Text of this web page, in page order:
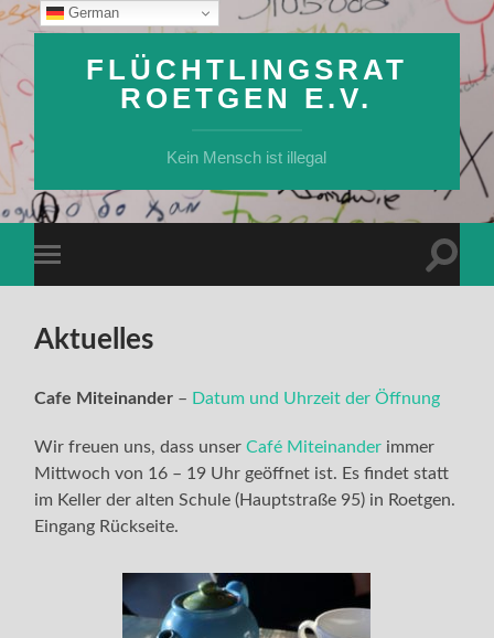
FLÜCHTLINGSRAT
ROETGEN E.V.
Kein Mensch ist illegal
Menü
Aktuelles
Cafe Miteinander – Datum und Uhrzeit der Öffnung
Wir freuen uns, dass unserCafé Miteinander immer
Mittwoch von 16 – 19 Uhr geöffnet ist. Es findet statt
im Keller der alten Schule (Hauptstraße 95) in Roetgen.
Eingang Rückseite.
German